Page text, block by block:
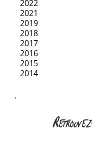
2022
2021
2019
2018
2017
2016
2015
2014
'